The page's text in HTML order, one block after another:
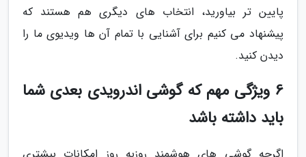
پایین تر بیاورید، انتخاب های دیگری هم هستند که
پیشنهاد می کنیم برای آشنایی با تمام آن ها ویدیوی ما را
دیدن کنید.
6 ویژگی مهم که گوشی اندرویدی بعدی شما
باید داشته باشد